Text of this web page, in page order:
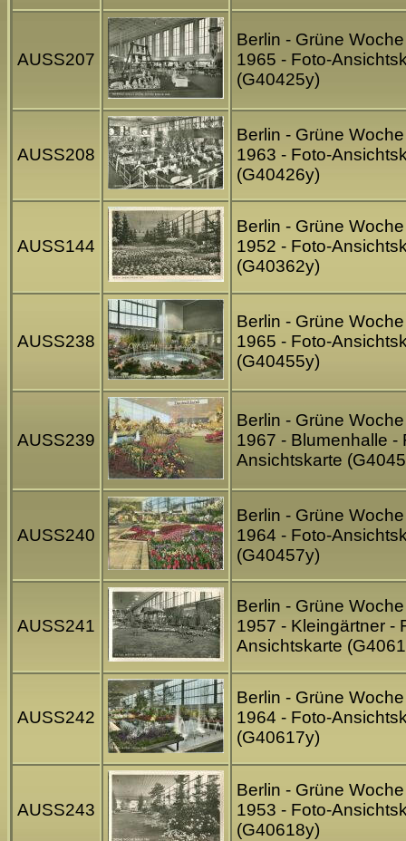
AUSS207
Berlin - Grüne Woche
1965 - Foto-
(G40425y)
AUSS208
Berlin - Grüne Woche
1963 - Foto-
(G40426y)
AUSS144
Berlin - Grüne Woche
1952 - Foto-
(G40362y)
AUSS238
Berlin - Grüne Woche
1965 - Foto-
(G40455y)
AUSS239
Berlin - Grüne Woche
1967 - Blumenhalle -
Ansichtskarte
AUSS240
Berlin - Grüne Woche
1964 - Foto-
(G40457y)
AUSS241
Berlin - Grüne Woche
1957 - Kleingärtner -
Ansichtskarte
AUSS242
Berlin - Grüne Woche
1964 - Foto-
(G40617y)
AUSS243
Berlin - Grüne Woche
1953 - Foto-
(G40618y)